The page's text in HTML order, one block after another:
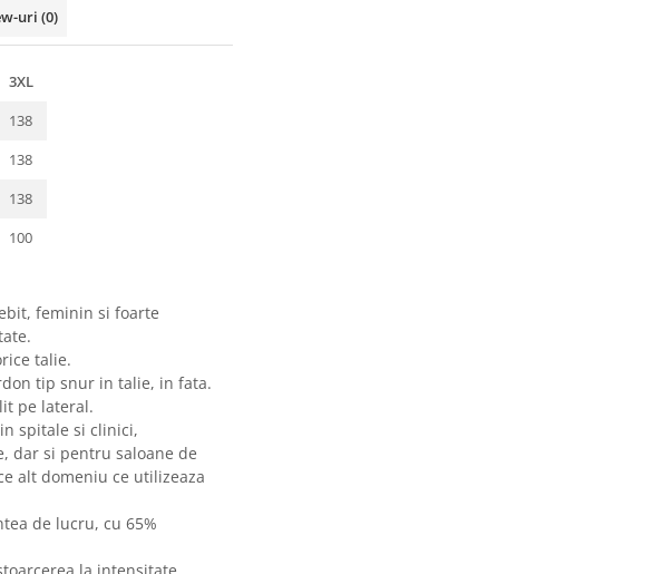
uri (0)
3XL
138
138
138
100
feminin si foarte
talie.
tip snur in talie, in fata.
pe lateral.
spitale si clinici,
dar si pentru saloane de
alt domeniu ce utilizeaza
de lucru, cu 65%
la intensitate